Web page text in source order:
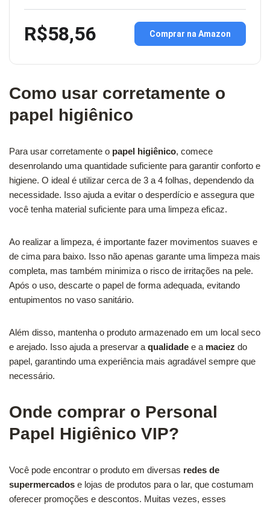
R$58,56 Comprar na Amazon
Como usar corretamente o
papel higiênico
Para usar corretamente o papel higiênico, comece
desenrolando uma quantidade suficiente para garantir conforto e
higiene. O ideal é utilizar cerca de 3 a 4 folhas, dependendo da
necessidade. Isso ajuda a evitar o desperdício e assegura que
você tenha material suficiente para uma limpeza eficaz.
Ao realizar a limpeza, é importante fazer movimentos suaves e
de cima para baixo. Isso não apenas garante uma limpeza mais
completa, mas também minimiza o risco de irritações na pele.
Após o uso, descarte o papel de forma adequada, evitando
entupimentos no vaso sanitário.
Além disso, mantenha o produto armazenado em um local seco
e arejado. Isso ajuda a preservar a qualidade e a maciez do
papel, garantindo uma experiência mais agradável sempre que
necessário.
Onde comprar o Personal
Papel Higiênico VIP?
Você pode encontrar o produto em diversas redes de
supermercados e lojas de produtos para o lar, que costumam
oferecer promoções e descontos. Muitas vezes, esses